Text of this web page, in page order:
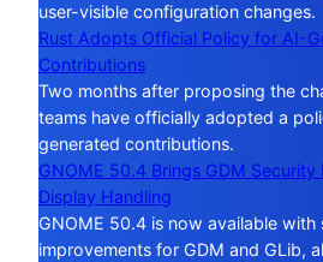
user-visible configuration changes.
Rust Adopts Official Policy for AI-
Contributions
Two months after proposing the
teams have officially adopted a
generated contributions.
GNOME 50.4 Brings GDM Security
Display Handling
GNOME 50.4 is now available with
improvements for GDM and GLib,